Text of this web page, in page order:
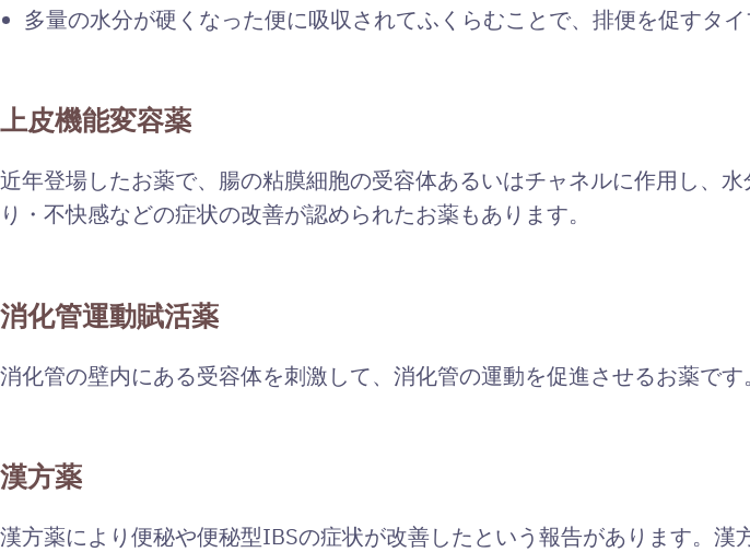
多量の水分が硬くなった便に吸収されてふくらむことで、排便を促すタイ
上皮機能変容薬
近年登場したお薬で、腸の粘膜細胞の受容体あるいはチャネルに作用し、
り・不快感などの症状の改善が認められたお薬もあります。
消化管運動賦活薬
消化管の壁内にある受容体を刺激して、消化管の運動を促進させるお薬です
漢方薬
漢方薬により便秘や便秘型IBSの症状が改善したという報告があります。